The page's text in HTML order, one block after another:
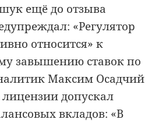
ещё до отзыва
«Регулятор
относится» к
завышению ставок по
Максим Осадчий
лицензии допускал
вкладов: «В